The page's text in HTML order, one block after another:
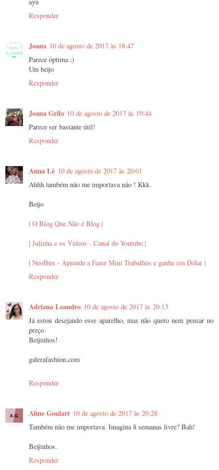
Responder
Joana 10 de agosto de 2017 às 18:47
Parece óptima ;)
Um beijo
Responder
Joana Grilo 10 de agosto de 2017 às 19:44
Parece ser bastante útil!
Responder
Anna Lê 10 de agosto de 2017 às 20:01
Ahhh também não me importava não ! Kkk.
Beijo
| O Blog Que Não é Blog |
| Julinha e os Vídeos - Canal do Youtube |
| NeoBux - Aprenda a Fazer Mini Trabalhos e ganhe em Dólar |
Responder
Adriana Leandro 10 de agosto de 2017 às 20:13
Já estou desejando esse aparelho, mas não quero nem pensar no
preço.
Beijinhos!
galerafashion.com
Responder
Aline Goulart 10 de agosto de 2017 às 20:28
Também não me importava. Imagina 8 semanas livre? Bah!
Beijinhos.
Responder